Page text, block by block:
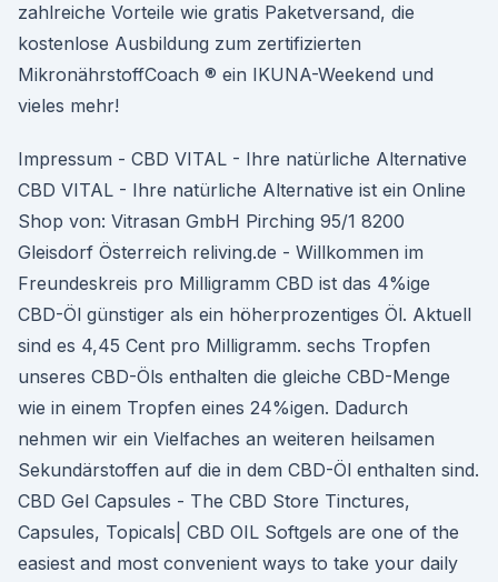
zahlreiche Vorteile wie gratis Paketversand, die
kostenlose Ausbildung zum zertifizierten
MikronährstoffCoach ® ein IKUNA-Weekend und
vieles mehr!
Impressum - CBD VITAL - Ihre natürliche Alternative
CBD VITAL - Ihre natürliche Alternative ist ein Online
Shop von: Vitrasan GmbH Pirching 95/1 8200
Gleisdorf Österreich reliving.de - Willkommen im
Freundeskreis pro Milligramm CBD ist das 4%ige
CBD-Öl günstiger als ein höherprozentiges Öl. Aktuell
sind es 4,45 Cent pro Milligramm. sechs Tropfen
unseres CBD-Öls enthalten die gleiche CBD-Menge
wie in einem Tropfen eines 24%igen. Dadurch
nehmen wir ein Vielfaches an weiteren heilsamen
Sekundärstoffen auf die in dem CBD-Öl enthalten sind.
CBD Gel Capsules - The CBD Store Tinctures,
Capsules, Topicals| CBD OIL Softgels are one of the
easiest and most convenient ways to take your daily